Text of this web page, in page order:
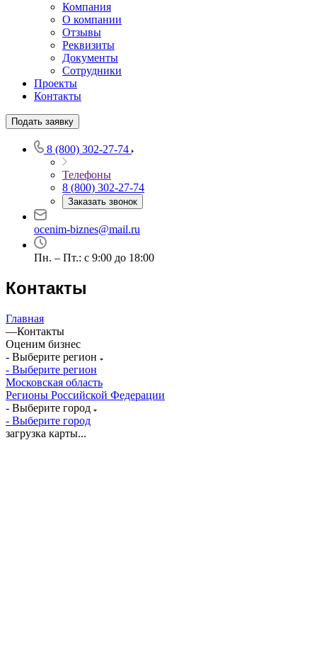
Компания
О компании
Отзывы
Реквизиты
Документы
Сотрудники
Проекты
Контакты
Подать заявку
8 (800) 302-27-74
Телефоны
8 (800) 302-27-74
Заказать звонок
ocenim-biznes@mail.ru
Пн. – Пт.: с 9:00 до 18:00
Контакты
Главная
—Контакты
Оценим бизнес
- Выберите регион
- Выберите регион
Московская область
Регионы Российской Федерации
- Выберите город
- Выберите город
загрузка карты...
Биробиджан
Благовещенск
Благодарный
Богородицк
Большой Камень
Борисоглебск
Бугульма
Бузулук
Буйнакск
Бутурлиновка
Валдай
Валуйки
Великие Луки
Великий Новгород
Великий Устюг
Вельск